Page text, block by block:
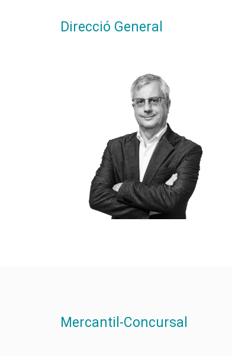
Direcció General
Mercantil-Concursal